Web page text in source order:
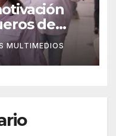
de
MULTIMEDIOS